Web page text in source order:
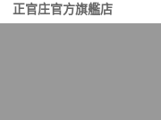
正官庄官方旗艦店